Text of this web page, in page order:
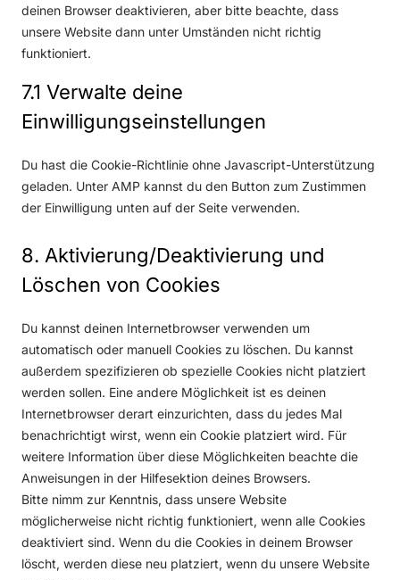
r
d
a
u
t
i
c
e
o
o
r
v
n
s
g
deinen Browser deaktivieren, aber bitte beachte, dass
unsere Website dann unter Umständen nicht richtig
funktioniert.
7.1 Verwalte deine
Einwilligungseinstellungen
Du hast die Cookie-Richtlinie ohne Javascript-Unterstützung
geladen. Unter AMP kannst du den Button zum Zustimmen
der Einwilligung unten auf der Seite verwenden.
8. Aktivierung/Deaktivierung und
Löschen von Cookies
Du kannst deinen Internetbrowser verwenden um
automatisch oder manuell Cookies zu löschen. Du kannst
außerdem spezifizieren ob spezielle Cookies nicht platziert
werden sollen. Eine andere Möglichkeit ist es deinen
Internetbrowser derart einzurichten, dass du jedes Mal
benachrichtigt wirst, wenn ein Cookie platziert wird. Für
weitere Information über diese Möglichkeiten beachte die
Anweisungen in der Hilfesektion deines Browsers.
Bitte nimm zur Kenntnis, dass unsere Website
möglicherweise nicht richtig funktioniert, wenn alle Cookies
deaktiviert sind. Wenn du die Cookies in deinem Browser
löscht, werden diese neu platziert, wenn du unsere Website